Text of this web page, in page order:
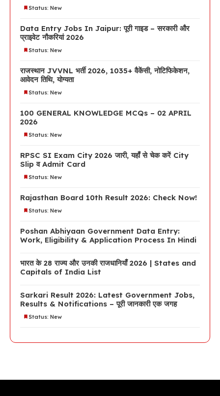
Status: New
Data Entry Jobs In Jaipur: पूरी गाइड – सरकारी और
प्राइवेट नौकरियां 2026
Status: New
राजस्थान JVVNL भर्ती 2026, 1035+ वैकेंसी, नोटिफिकेशन,
आवेदन तिथि, योग्यता
Status: New
100 GENERAL KNOWLEDGE MCQs – 02 APRIL
2026
Status: New
RPSC SI Exam City 2026 जारी, यहाँ से चेक करें City
Slip व Admit Card
Status: New
Rajasthan Board 10th Result 2026: Check Now!
Status: New
Poshan Abhiyaan Government Data Entry:
Work, Eligibility & Application Process In Hindi
भारत के 28 राज्य और उनकी राजधानियाँ 2026 | States and
Capitals of India List
Sarkari Result 2026: Latest Government Jobs,
Results & Notifications – पूरी जानकारी एक जगह
Status: New